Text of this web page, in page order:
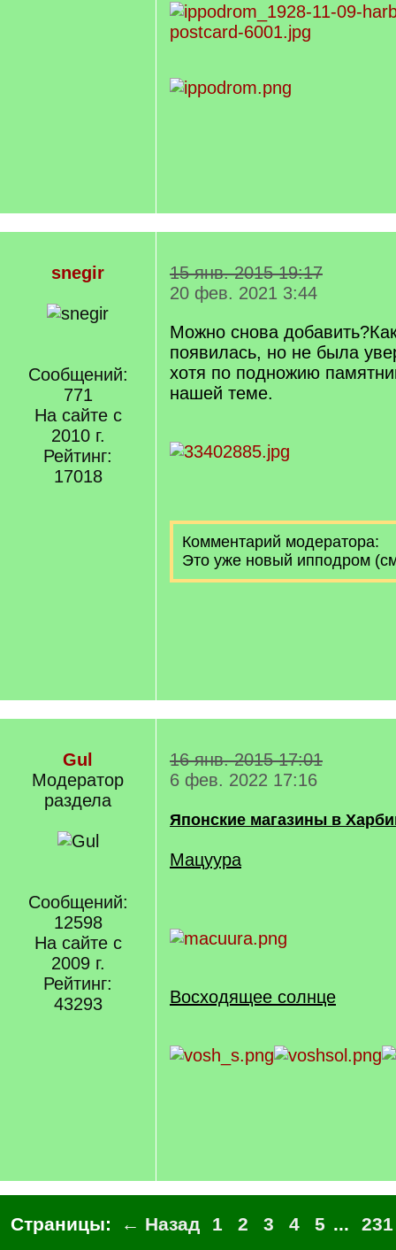
snegir
Сообщений:
771
На сайте с
2010 г.
Рейтинг:
17018
15 янв. 2015 19:17
20 фев. 2021 3:44
Можно снова
появилась, но не была
хотя по подножию
нашей теме.
Комментарий модератора:
Это уже новый ипподром
Gul
Модератор
раздела
Сообщений:
12598
На сайте с
2009 г.
Рейтинг:
43293
16 янв. 2015 17:01
6 фев. 2022 17:16
Японские магазины в
Мацуура
Восходящее солнце
Страницы: ← Назад 1 2 3 4 5 ...
231